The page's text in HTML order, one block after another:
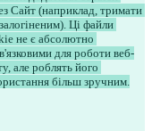
Сайт (наприклад, тримати
Ці файли
не є абсолютно
для роботи веб-
але роблять його
більш зручним.